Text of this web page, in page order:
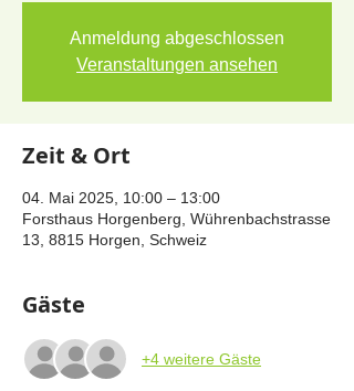
Anmeldung abgeschlossen
Veranstaltungen ansehen
Zeit & Ort
04. Mai 2025, 10:00 – 13:00
Forsthaus Horgenberg, Wührenbachstrasse
13, 8815 Horgen, Schweiz
Gäste
+4 weitere Gäste